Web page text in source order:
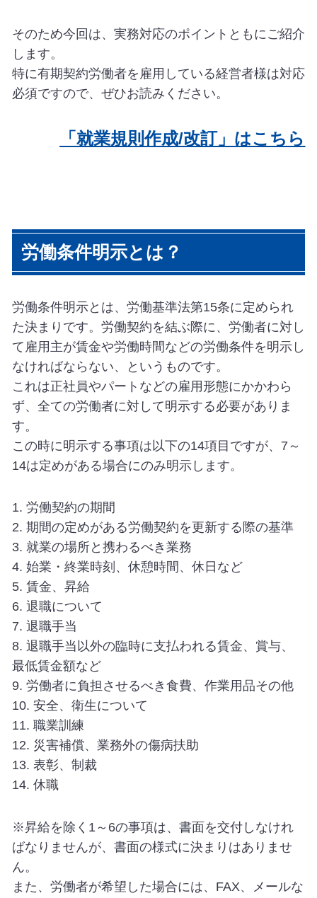
そのため今回は、実務対応のポイントともにご紹介
します。
特に有期契約労働者を雇用している経営者様は対応
必須ですので、ぜひお読みください。
「就業規則作成/改訂」はこちら
労働条件明示とは？
労働条件明示とは、労働基準法第15条に定められ
た決まりです。労働契約を結ぶ際に、労働者に対し
て雇用主が賃金や労働時間などの労働条件を明示し
なければならない、というものです。
これは正社員やパートなどの雇用形態にかかわら
ず、全ての労働者に対して明示する必要がありま
す。
この時に明示する事項は以下の14項目ですが、7～
14は定めがある場合にのみ明示します。
1. 労働契約の期間
2. 期間の定めがある労働契約を更新する際の基準
3. 就業の場所と携わるべき業務
4. 始業・終業時刻、休憩時間、休日など
5. 賃金、昇給
6. 退職について
7. 退職手当
8. 退職手当以外の臨時に支払われる賃金、賞与、
最低賃金額など
9. 労働者に負担させるべき食費、作業用品その他
10. 安全、衛生について
11. 職業訓練
12. 災害補償、業務外の傷病扶助
13. 表彰、制裁
14. 休職
※昇給を除く1～6の事項は、書面を交付しなけれ
ばなりませんが、書面の様式に決まりはありませ
ん。
また、労働者が希望した場合には、FAX、メールな